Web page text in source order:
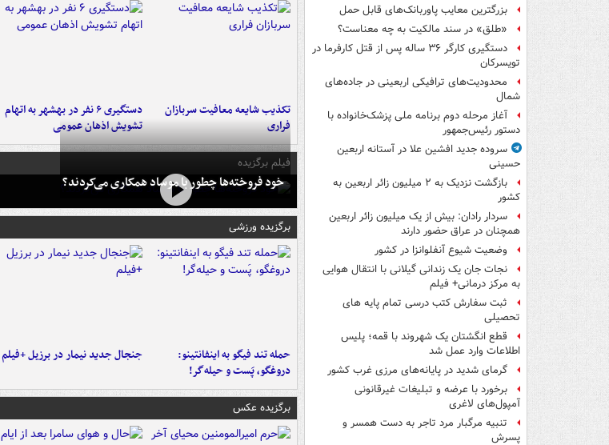
بزرگترین معایب پاوربانک‌های قابل حمل
«طلق» در سند مالکیت به چه معناست؟
دستگیری کارگر ۳۶ ساله پس از قتل کارفرما در
تویسرکان
محدودیت‌های ترافیکی اربعینی در جاده‌های
شمال‌
آغاز مرحله دوم برنامه ملی پزشک‌خانواده با
دستور رئیس‌جمهور
سروده جدید افشین علا در آستانه اربعین
حسینی
بازگشت نزدیک به ۲ میلیون زائر اربعین به
کشور
سردار رادان: بیش از یک میلیون زائر اربعین
همچنان در عراق حضور دارند
وضعیت شیوع آنفلوانزا در کشور
نجات جان یک زندانی گیلانی با انتقال هوایی
به مرکز درمانی+ فیلم
ثبت سفارش کتب درسی تمام پایه های
تحصیلی
قطع انگشتان یک شهروند با قمه؛ پلیس
اطلاعات وارد عمل شد
گرمای شدید در پایانه‌های مرزی غرب کشور
برخورد با عرضه و تبلیغات غیرقانونی
آمپول‌های لاغری
تنبیه مرگبار مرد تاجر به دست همسر و
پسرش
تکذیب شایعه معافیت سربازان
فراری
دستگیری ۶ نفر در بهشهر به اتهام
تشویش اذهان عمومی
فیلم برگزیده
خود فروخته‌ها چطور با موساد همکاری می‌کردند؟
برگزیده ورزشی
حمله تند فیگو به اینفانتینو:
دروغگو، پَست‌ و حیله‌گر!
جنجال جدید نیمار در برزیل +فیلم
برگزیده عکس